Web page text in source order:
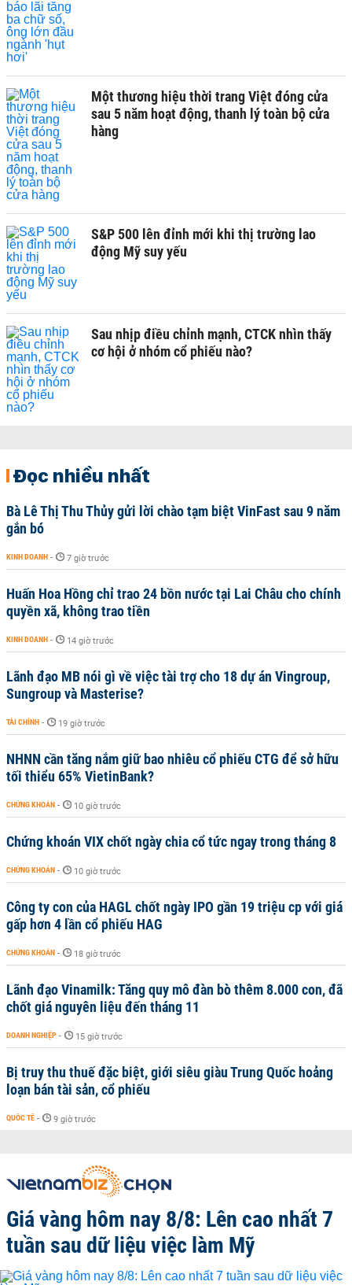
Một thương hiệu thời trang Việt đóng cửa
sau 5 năm hoạt động, thanh lý toàn bộ cửa
hàng
S&P 500 lên đỉnh mới khi thị trường lao
động Mỹ suy yếu
Sau nhịp điều chỉnh mạnh, CTCK nhìn thấy
cơ hội ở nhóm cổ phiếu nào?
Đọc nhiều nhất
Bà Lê Thị Thu Thủy gửi lời chào tạm biệt VinFast sau 9 năm
gắn bó
KINH DOANH - 7 giờ trước
Huấn Hoa Hồng chỉ trao 24 bồn nước tại Lai Châu cho chính
quyền xã, không trao tiền
KINH DOANH - 14 giờ trước
Lãnh đạo MB nói gì về việc tài trợ cho 18 dự án Vingroup,
Sungroup và Masterise?
TÀI CHÍNH - 19 giờ trước
NHNN cần tăng nắm giữ bao nhiêu cổ phiếu CTG để sở hữu
tối thiểu 65% VietinBank?
CHỨNG KHOÁN - 10 giờ trước
Chứng khoán VIX chốt ngày chia cổ tức ngay trong tháng 8
CHỨNG KHOÁN - 10 giờ trước
Công ty con của HAGL chốt ngày IPO gần 19 triệu cp với giá
gấp hơn 4 lần cổ phiếu HAG
CHỨNG KHOÁN - 18 giờ trước
Lãnh đạo Vinamilk: Tăng quy mô đàn bò thêm 8.000 con, đã
chốt giá nguyên liệu đến tháng 11
DOANH NGHIỆP - 15 giờ trước
Bị truy thu thuế đặc biệt, giới siêu giàu Trung Quốc hoảng
loạn bán tài sản, cổ phiếu
QUỐC TẾ - 9 giờ trước
Giá vàng hôm nay 8/8: Lên cao nhất 7
tuần sau dữ liệu việc làm Mỹ